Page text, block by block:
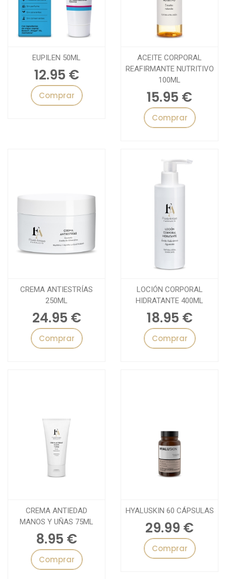
EUPILEN 50ML
12.95 €
Comprar
ACEITE CORPORAL
REAFIRMANTE NUTRITIVO
100ML
15.95 €
Comprar
CREMA ANTIESTRÍAS
250ML
24.95 €
Comprar
LOCIÓN CORPORAL
HIDRATANTE 400ML
18.95 €
Comprar
CREMA ANTIEDAD
MANOS Y UÑAS 75ML
8.95 €
Comprar
HYALUSKIN 60 CÁPSULAS
29.99 €
Comprar